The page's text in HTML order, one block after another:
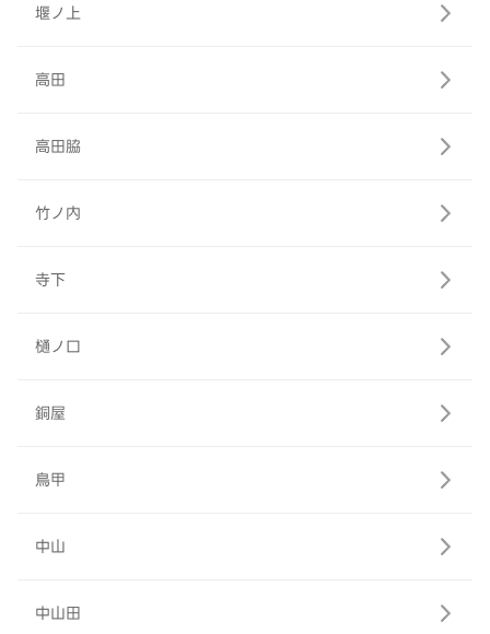
堰ノ上
高田
高田脇
竹ノ内
寺下
樋ノ口
銅屋
鳥甲
中山
中山田